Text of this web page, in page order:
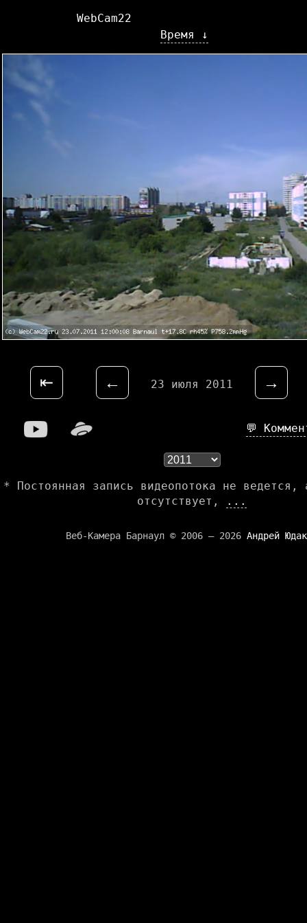
Время ↓
WebCam22
⇤ ← 23 июля 2011 →
💬
* Постоянная запись видеопотока не ведется,
отсутствует,
...
Веб-Камера Барнаул © 2006 — 2026 Андрей